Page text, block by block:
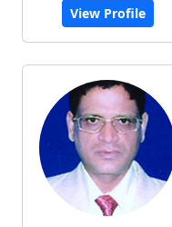
View Profile